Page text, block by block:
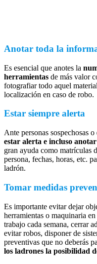
Anotar toda la
Es esencial que anotes la
herramientas de más valor
fotografiar todo aquel
localización en caso de robo.
Estar siempre alerta
Ante personas sospechosas
estar alerta e incluso
gran ayuda como matrículas
persona, fechas, horas, etc.
ladrón.
Tomar medidas
Es importante evitar dejar
herramientas o maquinaria
trabajo cada semana, cerrar
evitar robos, disponer de
preventivas que no deberás
los ladrones la posibilidad